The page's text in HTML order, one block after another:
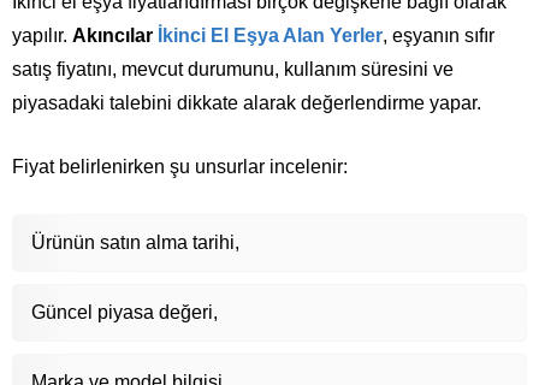
yapılır. Akıncılar İkinci El Eşya Alan Yerler, eşyanın sıfır
satış fiyatını, mevcut durumunu, kullanım süresini ve
piyasadaki talebini dikkate alarak değerlendirme yapar.
Fiyat belirlenirken şu unsurlar incelenir:
Ürünün satın alma tarihi,
Güncel piyasa değeri,